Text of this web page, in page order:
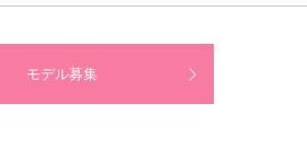
モデル募集